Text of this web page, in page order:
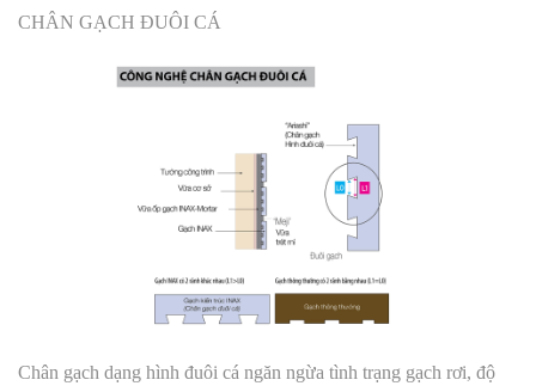
CHÂN GẠCH ĐUÔI CÁ
Chân gạch dạng hình đuôi cá ngăn ngừa tình trạng gạch rơi, độ